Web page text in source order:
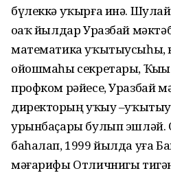
бүлеккә уҡырға инә.
оҙаҡ йылдар Уразбай
математика уҡытыусыһы,
ойошмаһы секретары,
профком рәйесе, Уразбай
директорҙың уҡыу
урынбаҫары булып эшләй.
баһалап, 1999 йылда уға
мәғарифы Отличнигы